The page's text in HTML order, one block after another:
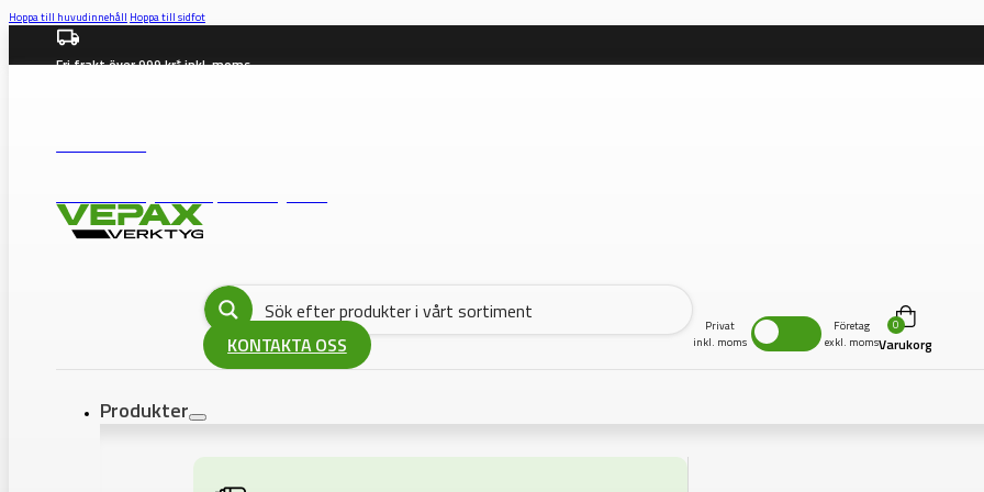
Hoppa till huvudinnehåll Hoppa till sidfot
Fri frakt över 999 kr* inkl. moms
KONTAKTA OSS
Privat
inkl. moms
Företag
exkl. moms
0
Varukorg
Produkter